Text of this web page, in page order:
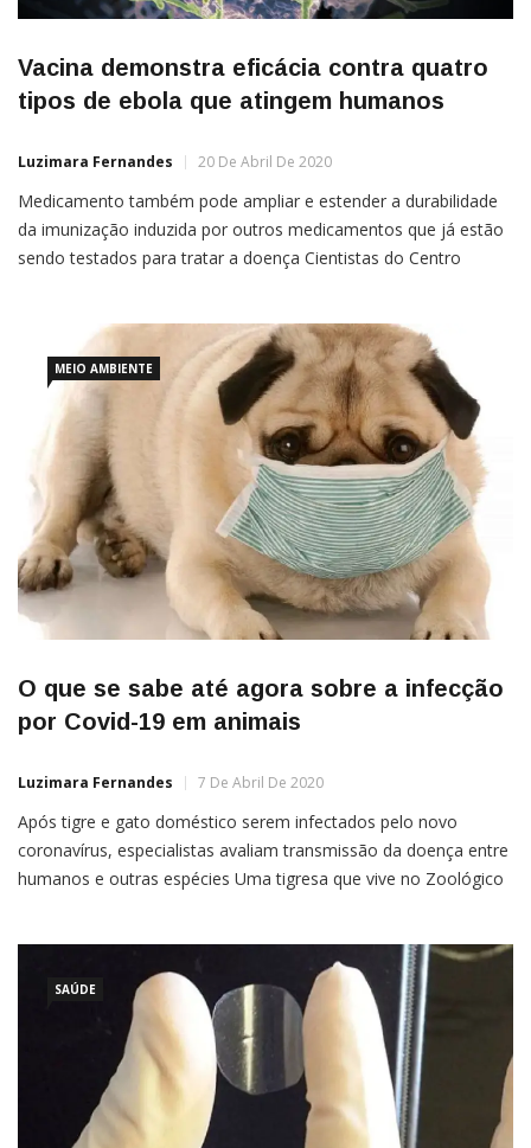
Vacina demonstra eficácia contra quatro
tipos de ebola que atingem humanos
Luzimara Fernandes 20 De Abril De 2020
Medicamento também pode ampliar e estender a durabilidade
da imunização induzida por outros medicamentos que já estão
sendo testados para tratar a doença Cientistas do Centro
vírus ebola que afetam seres humanos. A descoberta foi
compartilhada pelos […]
MEIO AMBIENTE
O que se sabe até agora sobre a infecção
por Covid-19 em animais
Luzimara Fernandes 7 De Abril De 2020
Após tigre e gato doméstico serem infectados pelo novo
coronavírus, especialistas avaliam transmissão da doença entre
humanos e outras espécies Uma tigresa que vive no Zoológico
estão sob suspeita da infecção pelo novo coronavírus. […]
SAÚDE